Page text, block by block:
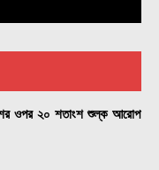
ওপর ২০ শতাংশ শুল্ক আরোপ